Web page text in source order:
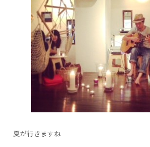
夏が行きますね